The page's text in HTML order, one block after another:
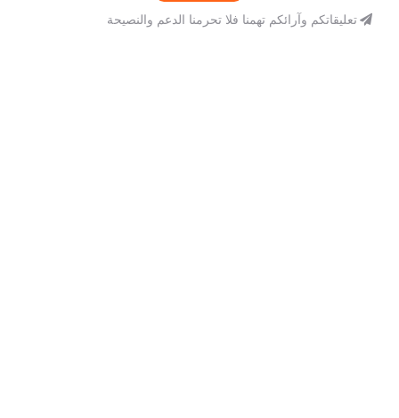
تعليقاتكم وآرائكم تهمنا فلا تحرمنا الدعم والنصيحة